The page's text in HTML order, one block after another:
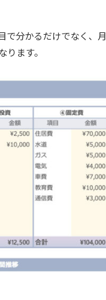
で分かるだけでなく、月
ます。